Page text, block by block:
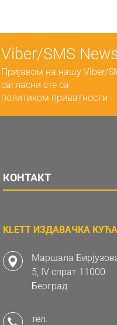
Viber/SMS
Пријавом на нашу Viber/
сагласни сте са
политиком приватности
КОНТАКТ
KLETT ИЗДАВАЧКА
Маршала
5, IV спрат 11000
Београд
тел.